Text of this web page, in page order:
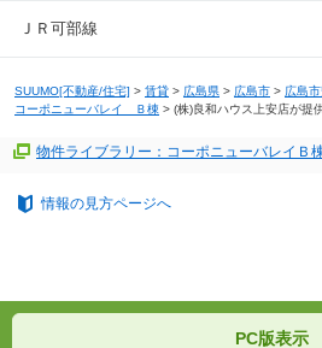
ＪＲ可部線
SUUMO[不動産/住宅] > 賃貸 > 広島県 > 広島市 > 広島
コーポニューバレイ Ｂ棟 > (株)良和ハウス上安店が提
物件ライブラリー：コーポニューバレイＢ
情報の見方ページへ
PC版表示